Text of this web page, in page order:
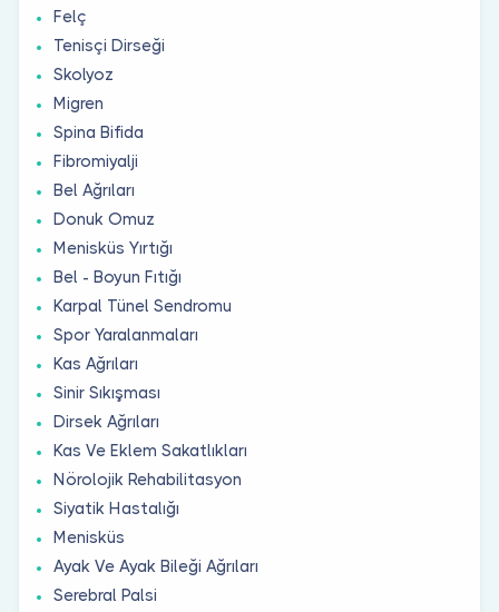
Felç
Tenisçi Dirseği
Skolyoz
Migren
Spina Bifida
Fibromiyalji
Bel Ağrıları
Donuk Omuz
Menisküs Yırtığı
Bel - Boyun Fıtığı
Karpal Tünel Sendromu
Spor Yaralanmaları
Kas Ağrıları
Sinir Sıkışması
Dirsek Ağrıları
Kas Ve Eklem Sakatlıkları
Nörolojik Rehabilitasyon
Siyatik Hastalığı
Menisküs
Ayak Ve Ayak Bileği Ağrıları
Serebral Palsi